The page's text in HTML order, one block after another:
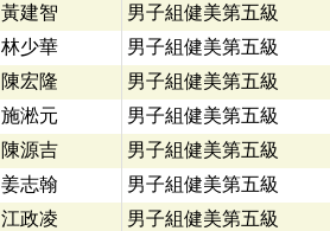
黃建智 男子組健美第五級
林少華 男子組健美第五級
陳宏隆 男子組健美第五級
施淞元 男子組健美第五級
陳源吉 男子組健美第五級
姜志翰 男子組健美第五級
江政凌 男子組健美第五級